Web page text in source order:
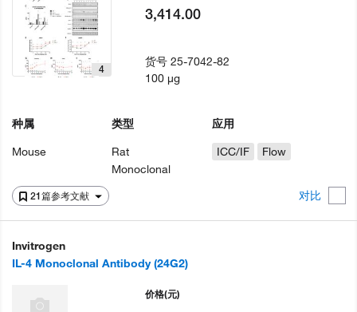
21篇参考文献 对比
4
种属
Mouse
类型
Rat
Monoclonal
应用
ICC/IF
Flow
3,414.00
货号25-7042-82
100 µg
Invitrogen
IL-4 Monoclonal Antibody (24G2)
价格(元)